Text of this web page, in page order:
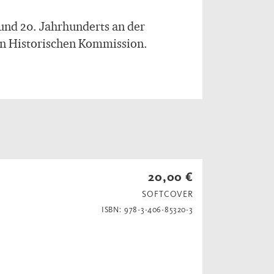
20. Jahrhunderts an der
Historischen Kommission.
20,00 €
SOFTCOVER
ISBN: 978-3-406-85320-3